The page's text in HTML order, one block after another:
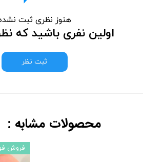
هنوز نظری ثبت
اولین نفری باشید که
ثبت نظر
فروش
محصولات مشابه :